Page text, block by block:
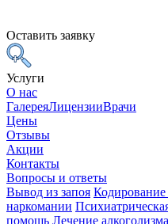
Оставить заявку
Услуги
О нас
ГалереяЛицензииВрачи
Цены
Отзывы
Акции
Контакты
Вопросы и ответы
Вывод из запоя Кодирование
наркомании
помощь Лечение алкоголизма